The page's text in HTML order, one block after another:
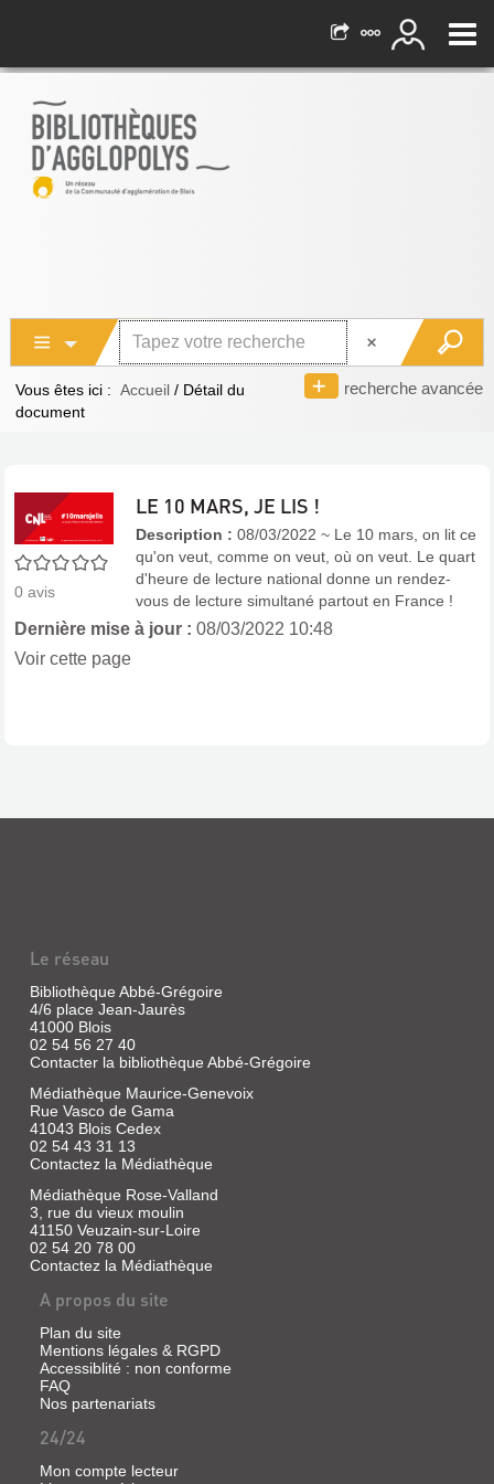
recherche avancée
Vous êtes ici : Accueil / Détail du
document
0/5
0 avis
LE 10 MARS, JE LIS !
Description : 08/03/2022 ~ Le 10 mars, on lit ce
qu'on veut, comme on veut, où on veut. Le quart
d'heure de lecture national donne un rendez-
vous de lecture simultané partout en France !
Dernière mise à jour : 08/03/2022 10:48
Voir cette page
Le réseau
Bibliothèque Abbé-Grégoire
4/6 place Jean-Jaurès
41000 Blois
02 54 56 27 40
Contacter la bibliothèque Abbé-Grégoire
Médiathèque Maurice-Genevoix
Rue Vasco de Gama
41043 Blois Cedex
02 54 43 31 13
Contactez la Médiathèque
Médiathèque Rose-Valland
3, rue du vieux moulin
41150 Veuzain-sur-Loire
02 54 20 78 00
Contactez la Médiathèque
A propos du site
Plan du site
Mentions légales & RGPD
Accessiblité : non conforme
FAQ
Nos partenariats
24/24
Mon compte lecteur